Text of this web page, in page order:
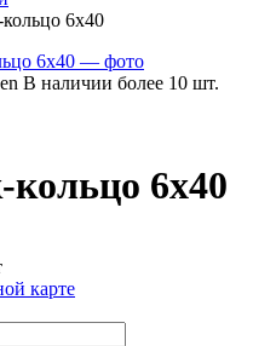
6х40
В наличии более 10 шт.
6х40
карте